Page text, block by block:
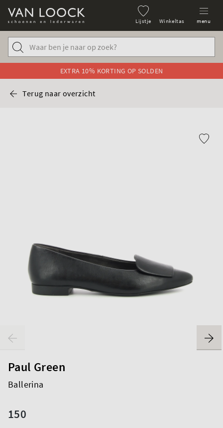
Lijstje Winkeltas menu
EXTRA 10% KORTING OP SOLDEN
Terug naar overzicht
Paul Green
Ballerina
150